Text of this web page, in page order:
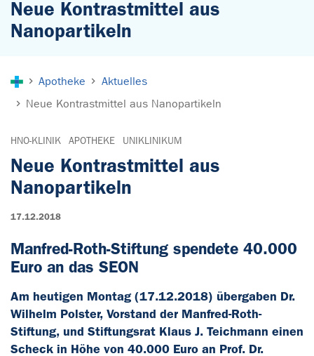
Neue Kontrastmittel aus
Nanopartikeln
Apotheke
Aktuelles
Neue Kontrastmittel aus Nanopartikeln
HNO-KLINIK APOTHEKE UNIKLINIKUM
Neue Kontrastmittel aus
Nanopartikeln
17.12.2018
Manfred-Roth-Stiftung spendete 40.000
Euro an das SEON
Am heutigen Montag (17.12.2018) übergaben Dr.
Wilhelm Polster, Vorstand der Manfred-Roth-
Stiftung, und Stiftungsrat Klaus J. Teichmann einen
Scheck in Höhe von 40.000 Euro an Prof. Dr.